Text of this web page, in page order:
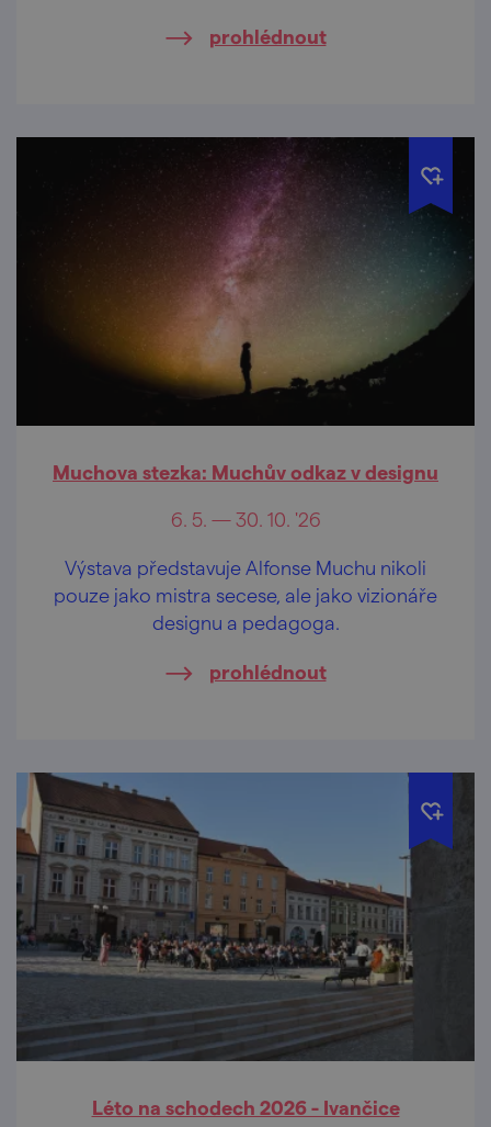
prohlédnout
Muchova stezka: Muchův odkaz v designu
6. 5. — 30. 10. '26
Výstava představuje Alfonse Muchu nikoli
pouze jako mistra secese, ale jako vizionáře
designu a pedagoga.
prohlédnout
Léto na schodech 2026 - Ivančice